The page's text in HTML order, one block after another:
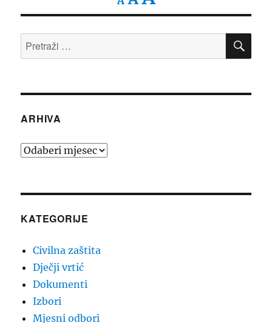
font
fontfont
size.
Pretraži:
ARHIVA
Arhiva
KATEGORIJE
Civilna zaštita
Dječji vrtić
Dokumenti
Izbori
Mjesni odbori